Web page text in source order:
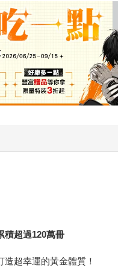
積超過120萬冊
超幸運的黃金體質！